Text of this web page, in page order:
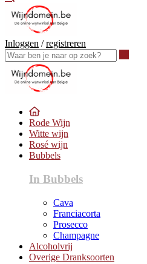
Inloggen /registreren
Rode Wijn
Witte wijn
Rosé wijn
Bubbels
In Bubbels
Cava
Franciacorta
Prosecco
Champagne
Alcoholvrij
Overige Dranksoorten